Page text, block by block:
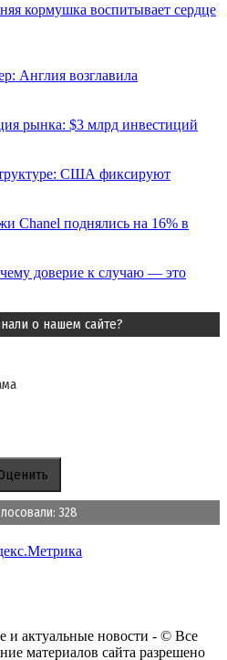
кормушка воспитывает сердце
Англия возглавила
рынка: $3 млрд инвестиций
США фиксируют
Chanel поднялись на 16% в
доверие к случаю — это
о нашем сайте?
328
и актуальные новости - © Все
материалов сайта разрешено